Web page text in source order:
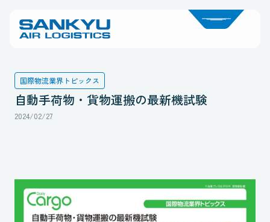
国際物流業界トピックス
自動手荷物・貨物運搬の最新機試験
2024/02/27